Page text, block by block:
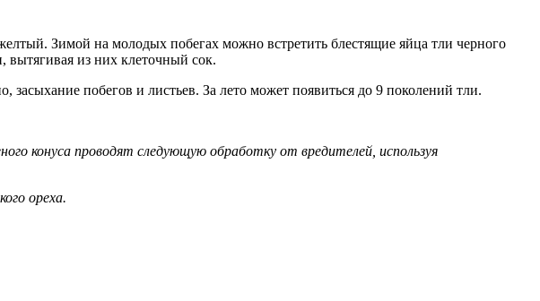
Зимой на молодых побегах можно встретить блестящие яйца тли черного
вытягивая из них клеточный сок.
побегов и листьев. За лето может появиться до 9 поколений тли.
конуса проводят следующую обработку от вредителей, используя
ореха.